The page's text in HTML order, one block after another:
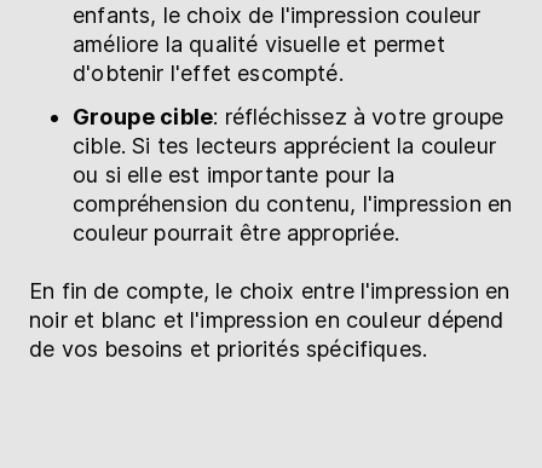
enfants, le choix de l'impression couleur
améliore la qualité visuelle et permet
d'obtenir l'effet escompté.
Groupe cible: réfléchissez à votre groupe
cible. Si tes lecteurs apprécient la couleur
ou si elle est importante pour la
compréhension du contenu, l'impression en
couleur pourrait être appropriée.
En fin de compte, le choix entre l'impression en
noir et blanc et l'impression en couleur dépend
de vos besoins et priorités spécifiques.